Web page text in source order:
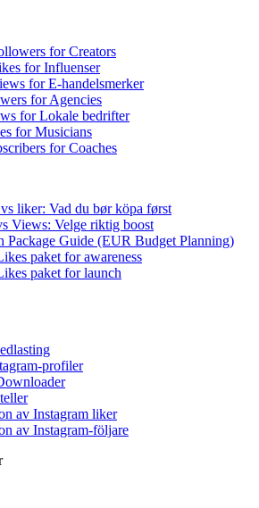
for Creators
for Influenser
for E-handelsmerker
for Agencies
for Lokale bedrifter
for Musicians
for Coaches
liker: Vad du bør köpa først
Views: Velge riktig boost
Package Guide (EUR Budget Planning)
paket for awareness
paket for launch
profiler
av Instagram liker
av Instagram-följare